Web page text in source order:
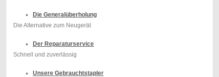
Die Generalüberholung
Die Alternative zum Neugerät
Der Reparaturservice
Schnell und zuverlässig
Unsere Gebrauchtstapler